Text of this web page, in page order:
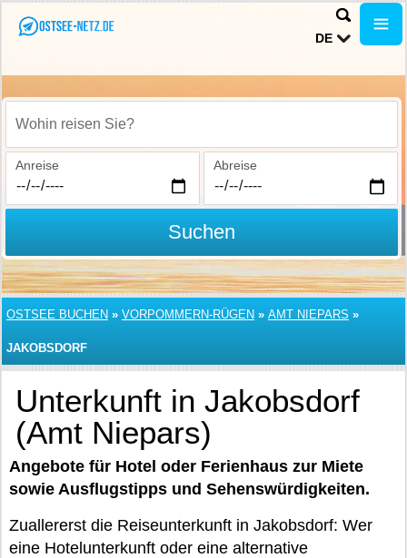
DE
Wohin reisen Sie?
Anreise Abreise
Suchen
OSTSEE BUCHEN » VORPOMMERN-RÜGEN » AMT NIEPARS »
JAKOBSDORF
Unterkunft in Jakobsdorf
(Amt Niepars)
Angebote für Hotel oder Ferienhaus zur Miete
sowie Ausflugstipps und Sehenswürdigkeiten.
Zuallererst die Reiseunterkunft in Jakobsdorf: Wer
eine Hotelunterkunft oder eine alternative